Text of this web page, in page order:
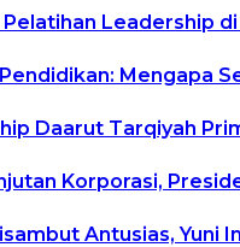
Leadership
Mengapa
Daarut Tarqiyah
Korporasi,
Antusias,